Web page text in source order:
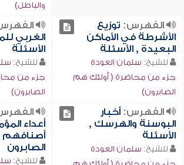
والباطل)
الفهرس: توزيع
الأشرطة في الأماكن
البعيدة , الأسئلة
للشيخ: سلمان العودة
جزء من محاضرة ( أولئك هم
الصابرون)
الغربي
الأسئلة
للشيخ:
جزء من
الصابرون)
الفهرس:أخبار
البوسنة والهرسك ,
الأسئلة
للشيخ: سلمان العودة
أعداء
أصنافهم ,
الصابرون
للشيخ: